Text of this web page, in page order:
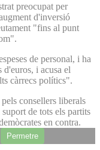
preocupat per
d'inversió
"fins al punt
de personal, i ha
d'euros, i acusa el
càrrecs polítics".
consellers liberals
de tots els partits
en contra.
Permetre